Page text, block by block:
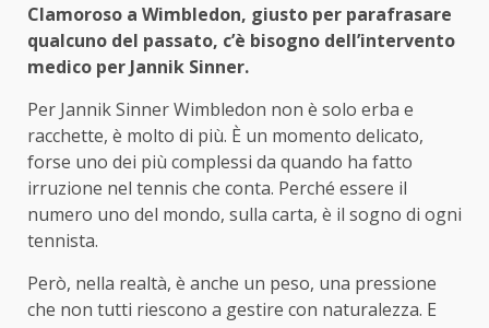
Clamoroso a Wimbledon, giusto per parafrasare
qualcuno del passato, c’è bisogno dell’intervento
medico per Jannik Sinner.
Per Jannik Sinner Wimbledon non è solo erba e
racchette, è molto di più. È un momento delicato,
forse uno dei più complessi da quando ha fatto
irruzione nel tennis che conta. Perché essere il
numero uno del mondo, sulla carta, è il sogno di ogni
tennista.
Però, nella realtà, è anche un peso, una pressione
che non tutti riescono a gestire con naturalezza. E